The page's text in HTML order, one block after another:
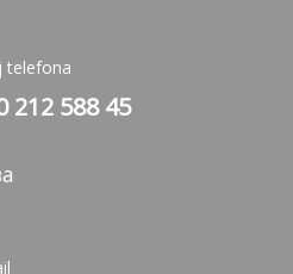
telefona
212 588 45